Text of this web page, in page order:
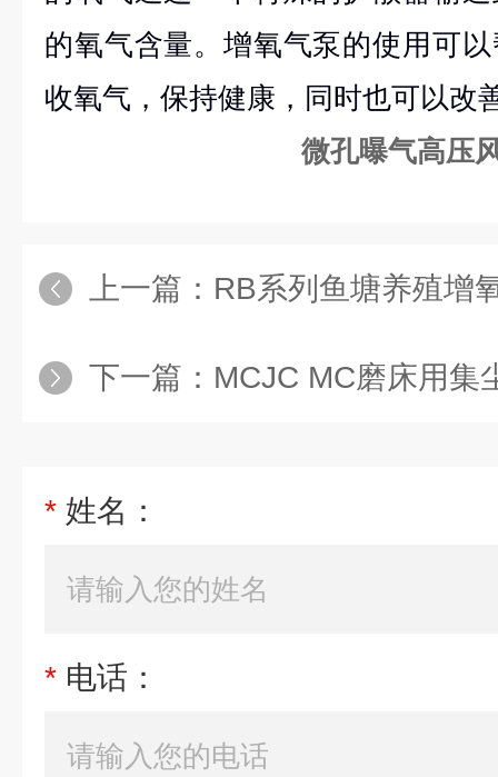
的氧气含量。增氧气泵的使用可
收氧气，保持健康，同时也可以改
微孔曝气高压
上一篇： RB系列鱼塘养殖增
下一篇： MCJC MC磨床用集
* 姓名：
* 电话：